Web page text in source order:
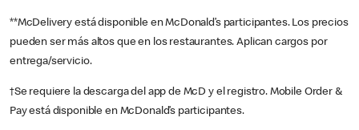
**McDelivery está disponible en McDonald’s participantes. Los precios
pueden ser más altos que en los restaurantes. Aplican cargos por
entrega/servicio.
†Se requiere la descarga del app de McD y el registro. Mobile Order &
Pay está disponible en McDonald’s participantes.